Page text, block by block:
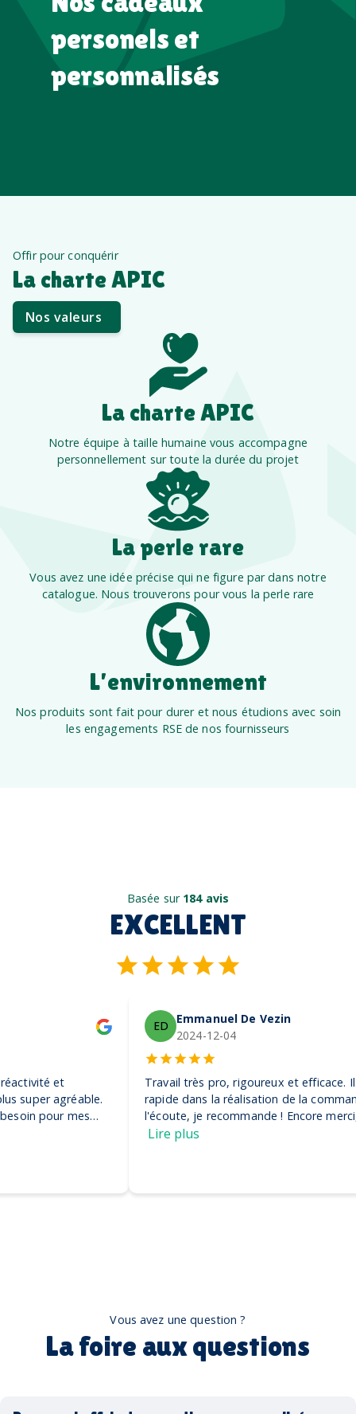
personels et
personnalisés
Offir pour conquérir
La charte APIC
Nos valeurs
La charte APIC
Notre équipe à taille humaine vous accompagne
personnellement sur toute la durée du projet
La perle rare
Vous avez une idée précise qui ne figure par dans notre
catalogue. Nous trouverons pour vous la perle rare
L’environnement
Nos produits sont fait pour durer et nous étudions avec soin
les engagements RSE de nos fournisseurs
Basée sur 184 avis
EXCELLENT
Emmanuel De Vezin
2024-12-04
Travail très pro, rigoureux et efficace. Ils ont été très
rapide dans la réalisation de la commande et très à
l'écoute, je recommande ! Encore merci, on adore nos
Vous avez une question ?
La foire aux questions